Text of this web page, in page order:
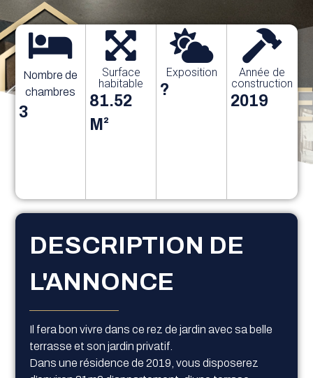
Nombre de
chambres
3
Surface
habitable
81.52
M²
Exposition
?
Année de
construction
2019
DESCRIPTION DE
L'ANNONCE
Il fera bon vivre dans ce rez de jardin avec sa belle
terrasse et son jardin privatif.
Dans une résidence de 2019, vous disposerez